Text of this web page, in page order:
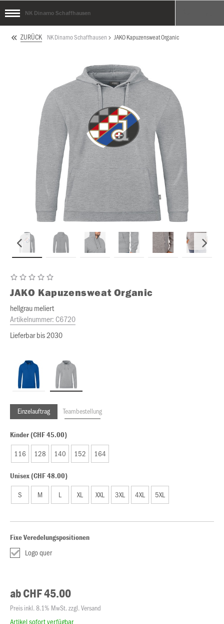
NK Dinamo Schaffhausen
ZURÜCK NK Dinamo Schaffhausen JAKO Kapuzensweat Organic
JAKO Kapuzensweat Organic
hellgrau meliert
Artikelnummer:C6720
Lieferbar bis 2030
Einzelauftrag Teambestellung
Kinder (CHF 45.00)
116 128 140 152 164
Unisex (CHF 48.00)
S M L XL XXL 3XL 4XL 5XL
Fixe Veredelungspositionen
Logo quer
ab CHF 45.00
Preis inkl. 8.1% MwSt. zzgl. Versand
Artikel sofort verfügbar